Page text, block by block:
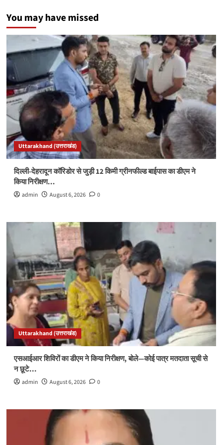
You may have missed
Uttarakhand (उत्तराखंड)
दिल्ली-देहरादून कॉरिडोर से जुड़ी 12 किमी ग्रीनफील्ड बाईपास का डीएम ने
किया निरीक्षण…
admin August 6, 2026 0
Uttarakhand (उत्तराखंड)
एसआईआर शिविरों का डीएम ने किया निरीक्षण, बोले—कोई पात्र मतदाता सूची से
न छूटे…
admin August 6, 2026 0